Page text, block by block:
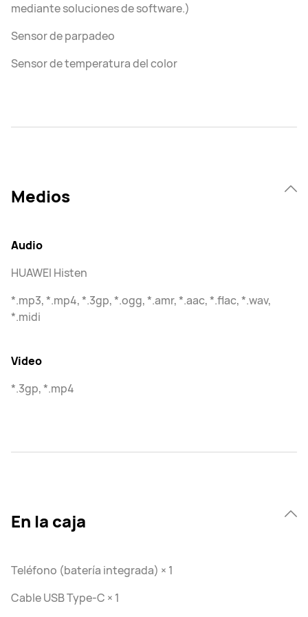
mediante soluciones de software.)
Sensor de parpadeo
Sensor de temperatura del color
Medios
Audio
HUAWEI Histen
*.mp3, *.mp4, *.3gp, *.ogg, *.amr, *.aac, *.flac, *.wav,
*.midi
Video
*.3gp, *.mp4
En la caja
Teléfono (batería integrada) × 1
Cable USB Type-C × 1